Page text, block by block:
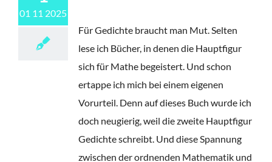
01 11 2025
Für Gedichte braucht man Mut. Selten
lese ich Bücher, in denen die Hauptfigur
sich für Mathe begeistert. Und schon
ertappe ich mich bei einem eigenen
Vorurteil. Denn auf dieses Buch wurde ich
doch neugierig, weil die zweite Hauptfigur
Gedichte schreibt. Und diese Spannung
zwischen der ordnenden Mathematik und